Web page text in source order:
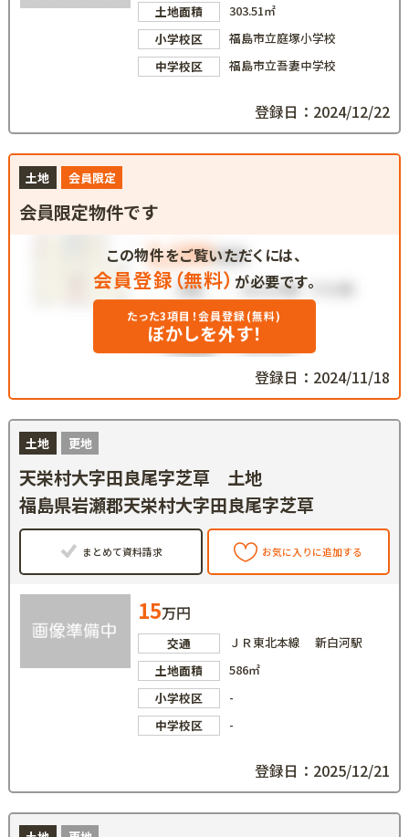
土地面積
303.51㎡
小学校区
福島市立庭塚小学校
中学校区
福島市立吾妻中学校
登録日：2024/12/22
土地 会員限定
会員限定物件です
この物件をご覧いただくには、
会員登録（無料） が必要です。
たった3項目！会員登録(無料)
ぼかしを外す！
登録日：2024/11/18
土地 更地
天栄村大字田良尾字芝草 土地
福島県岩瀬郡天栄村大字田良尾字芝草
まとめて資料請求 お気に入りに追加する
15万円
交通
ＪＲ東北本線 新白河駅
土地面積
586㎡
小学校区
-
中学校区
-
登録日：2025/12/21